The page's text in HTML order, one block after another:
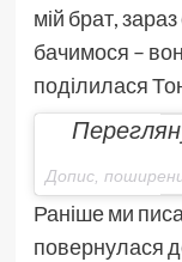
мій брат,
бачимося –
поділилася
Допис,
Раніше ми
повернулася